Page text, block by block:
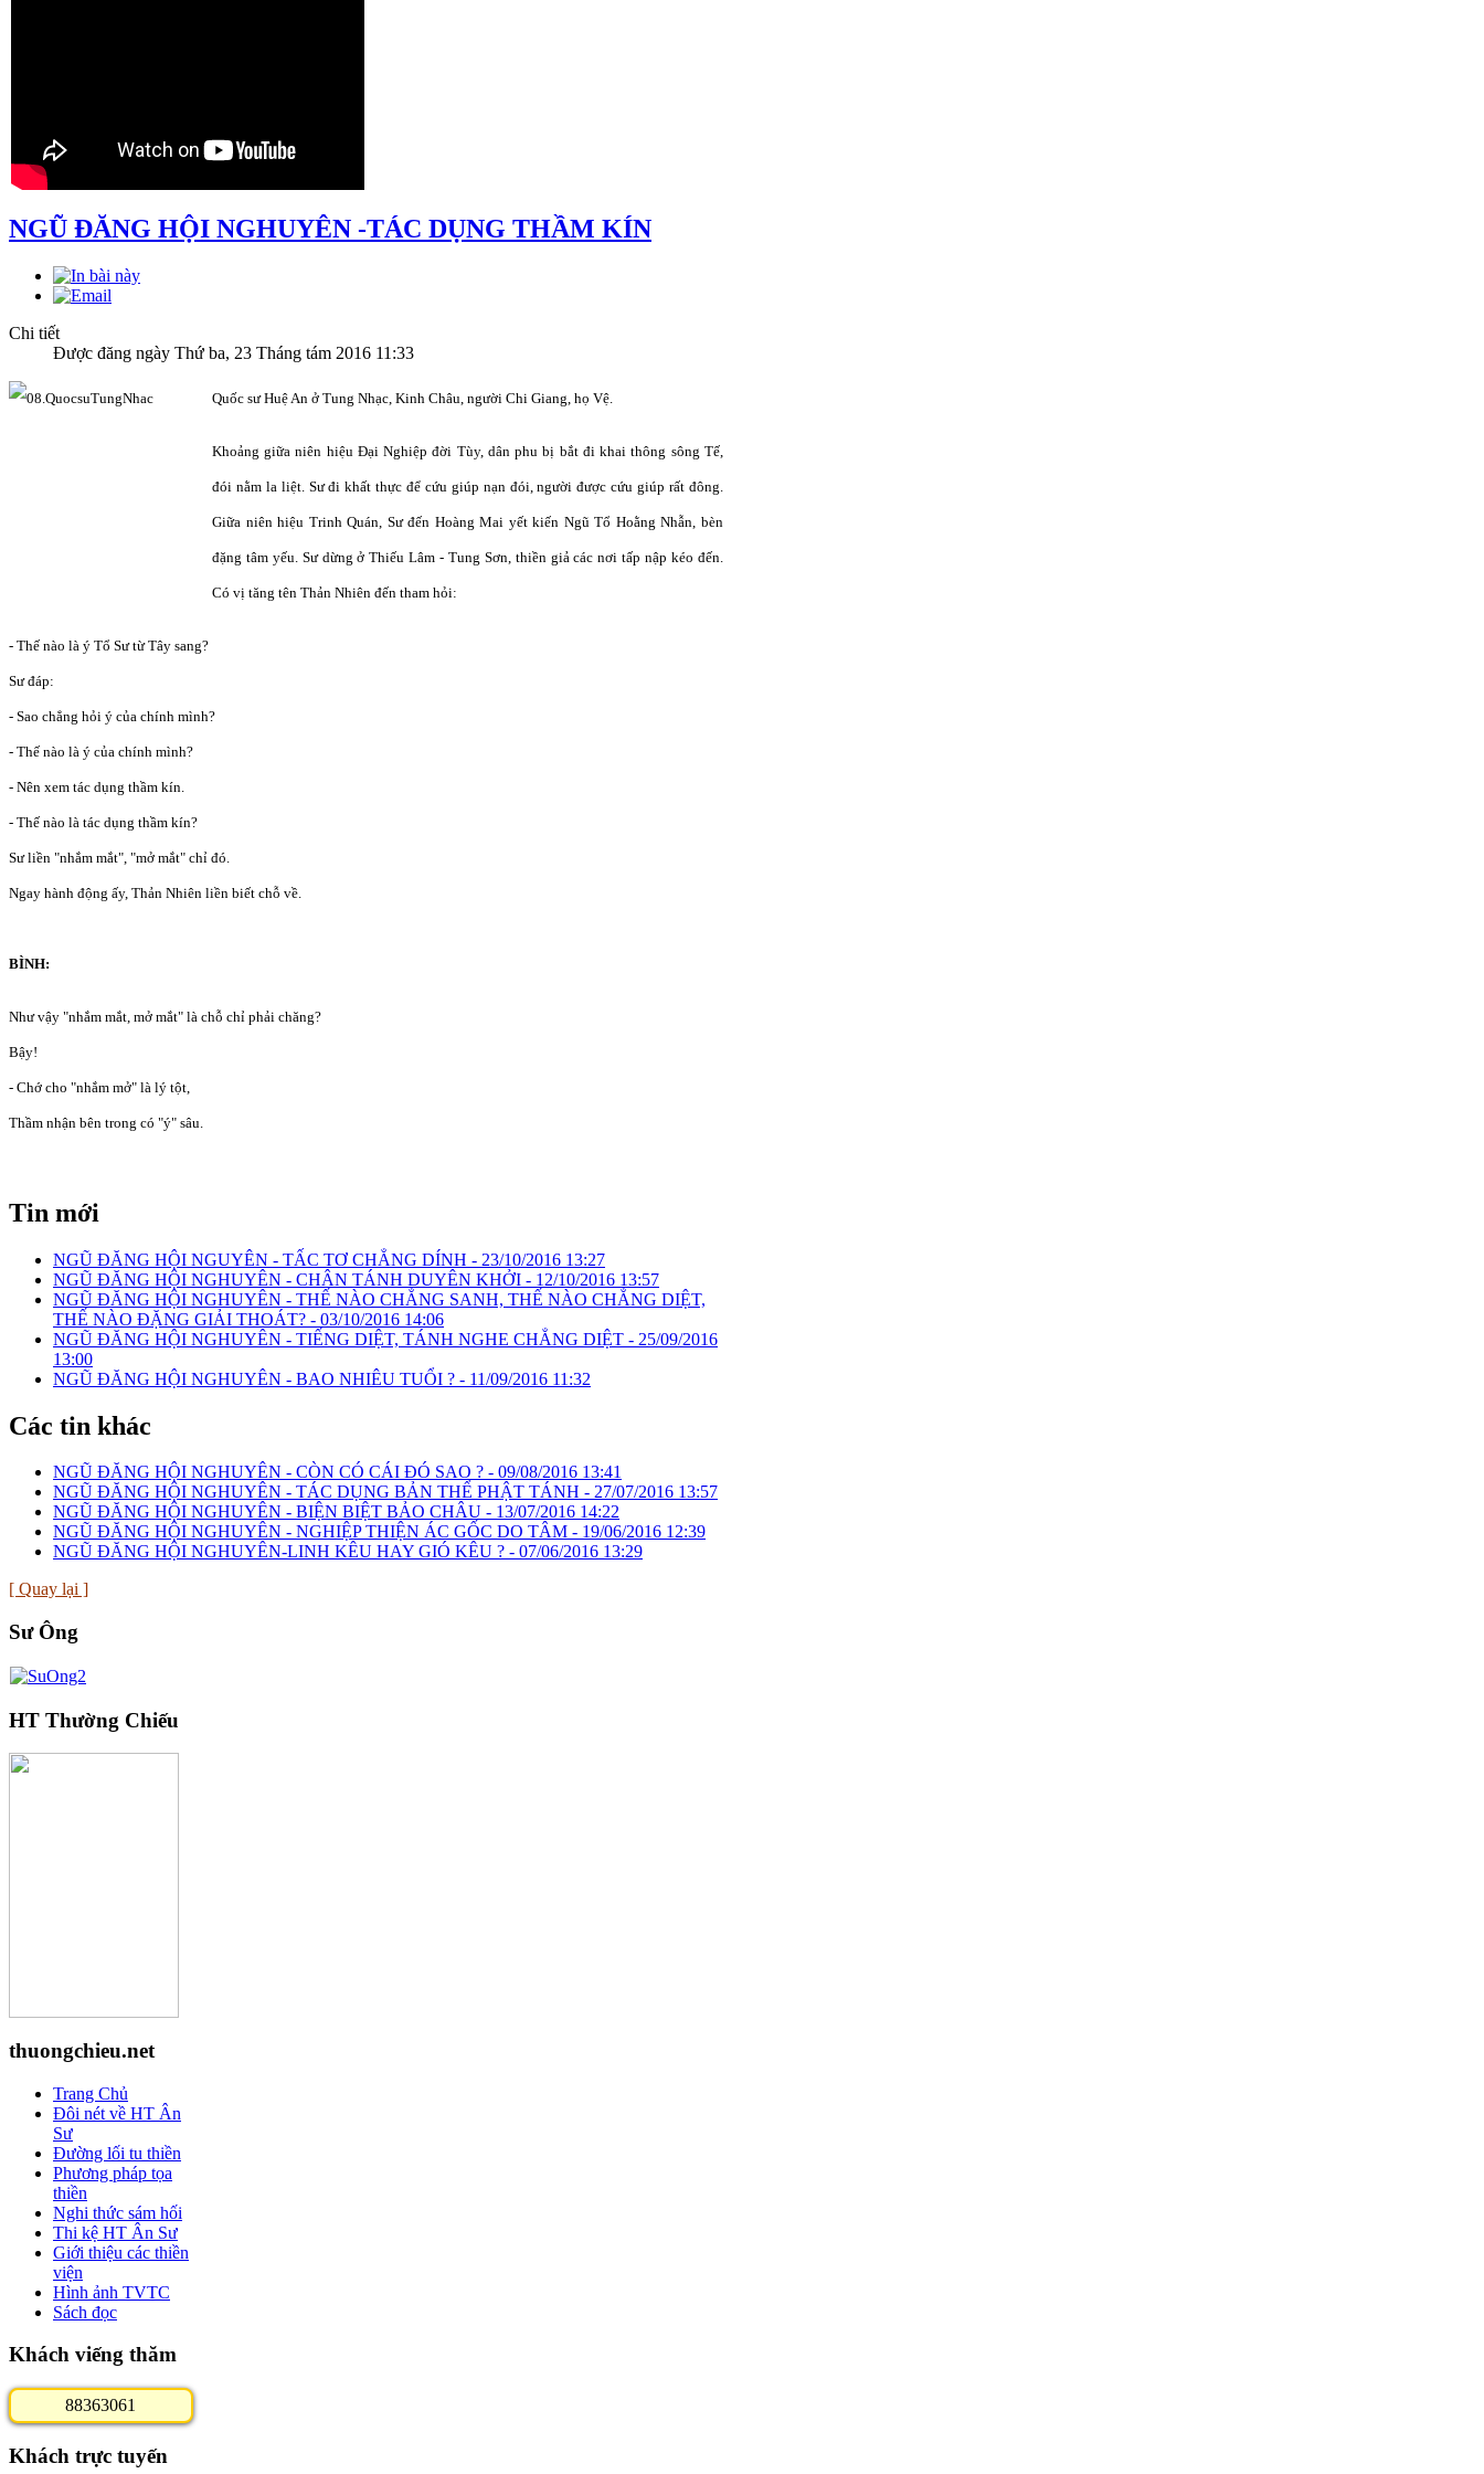
NGŨ ĐĂNG HỘI NGHUYÊN -TÁC DỤNG THẦM KÍN
Chi tiết
Được đăng ngày Thứ ba, 23 Tháng tám 2016 11:33
Quốc sư Huệ An ở Tung Nhạc, Kinh Châu, người Chi Giang, họ Vệ.
Khoảng giữa niên hiệu Đại Nghiệp đời Tùy, dân phu bị bắt đi khai thông sông Tế,
đói nằm la liệt. Sư đi khất thực để cứu giúp nạn đói, người được cứu giúp rất đông.
Giữa niên hiệu Trinh Quán, Sư đến Hoàng Mai yết kiến Ngũ Tổ Hoằng Nhẫn, bèn
đặng tâm yếu. Sư dừng ở Thiếu Lâm - Tung Sơn, thiền giả các nơi tấp nập kéo đến.
Có vị tăng tên Thản Nhiên đến tham hỏi:
- Thế nào là ý Tổ Sư từ Tây sang?
Sư đáp:
- Sao chẳng hỏi ý của chính mình?
- Thế nào là ý của chính mình?
- Nên xem tác dụng thầm kín.
- Thế nào là tác dụng thầm kín?
Sư liền "nhắm mắt", "mở mắt" chỉ đó.
Ngay hành động ấy, Thản Nhiên liền biết chỗ về.
BÌNH:
Như vậy "nhắm mắt, mở mắt" là chỗ chỉ phải chăng?
Bậy!
- Chớ cho "nhắm mở" là lý tột,
Thầm nhận bên trong có "ý" sâu.
Tin mới
NGŨ ĐĂNG HỘI NGUYÊN - TẤC TƠ CHẲNG DÍNH - 23/10/2016 13:27
NGŨ ĐĂNG HỘI NGHUYÊN - CHÂN TÁNH DUYÊN KHỞI - 12/10/2016 13:57
NGŨ ĐĂNG HỘI NGHUYÊN - THẾ NÀO CHẲNG SANH, THẾ NÀO CHẲNG DIỆT,
THẾ NÀO ĐẶNG GIẢI THOÁT? - 03/10/2016 14:06
NGŨ ĐĂNG HỘI NGHUYÊN - TIẾNG DIỆT, TÁNH NGHE CHẲNG DIỆT - 25/09/2016
13:00
NGŨ ĐĂNG HỘI NGHUYÊN - BAO NHIÊU TUỔI ? - 11/09/2016 11:32
Các tin khác
NGŨ ĐĂNG HỘI NGHUYÊN - CÒN CÓ CÁI ĐÓ SAO ? - 09/08/2016 13:41
NGŨ ĐĂNG HỘI NGHUYÊN - TÁC DỤNG BẢN THỂ PHẬT TÁNH - 27/07/2016 13:57
NGŨ ĐĂNG HỘI NGHUYÊN - BIỆN BIỆT BẢO CHÂU - 13/07/2016 14:22
NGŨ ĐĂNG HỘI NGHUYÊN - NGHIỆP THIỆN ÁC GỐC DO TÂM - 19/06/2016 12:39
NGŨ ĐĂNG HỘI NGHUYÊN-LINH KÊU HAY GIÓ KÊU ? - 07/06/2016 13:29
[ Quay lại ]
Sư Ông
HT Thường Chiếu
thuongchieu.net
Trang Chủ
Đôi nét về HT Ân
Sư
Đường lối tu thiền
Phương pháp tọa
thiền
Nghi thức sám hối
Thi kệ HT Ân Sư
Giới thiệu các thiền
viện
Hình ảnh TVTC
Sách đọc
Khách viếng thăm
88363061
Khách trực tuyến